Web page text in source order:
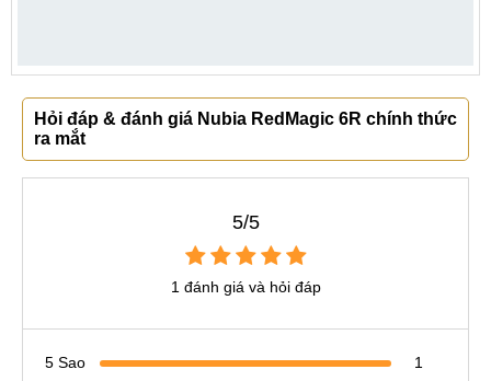
Hỏi đáp & đánh giá Nubia RedMagic 6R chính thức
ra mắt
5/5
1 đánh giá và hỏi đáp
5 Sao
1